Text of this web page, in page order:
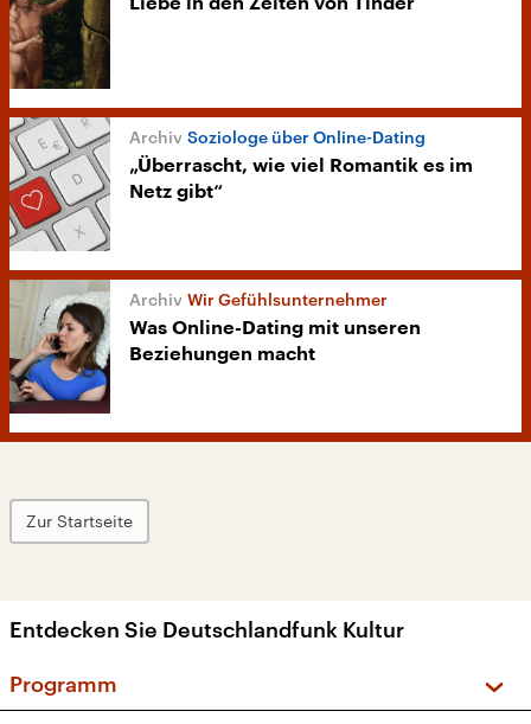
Soziologe über Online-Dating
„Überrascht, wie viel Romantik es im
Netz gibt“
Wir Gefühlsunternehmer
Was Online-Dating mit unseren
Beziehungen macht
Zur Startseite
Entdecken Sie Deutschlandfunk Kultur
Programm